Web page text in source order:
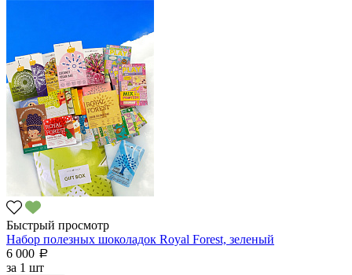
Быстрый просмотр
Набор полезных шоколадок Royal Forest, зеленый
6 000 a
за 1 шт